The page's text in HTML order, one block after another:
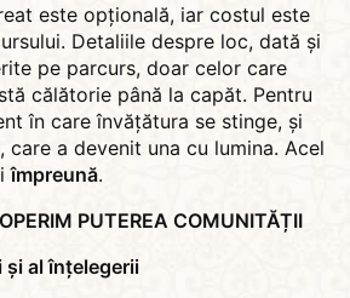
este opțională, iar costul este
Detaliile despre loc, dată și
pe parcurs, doar celor care
călătorie până la capăt. Pentru
în care învățătura se stinge, și
care a devenit una cu lumina. Acel
împreună.
PUTEREA COMUNITĂȚII
și al înțelegerii